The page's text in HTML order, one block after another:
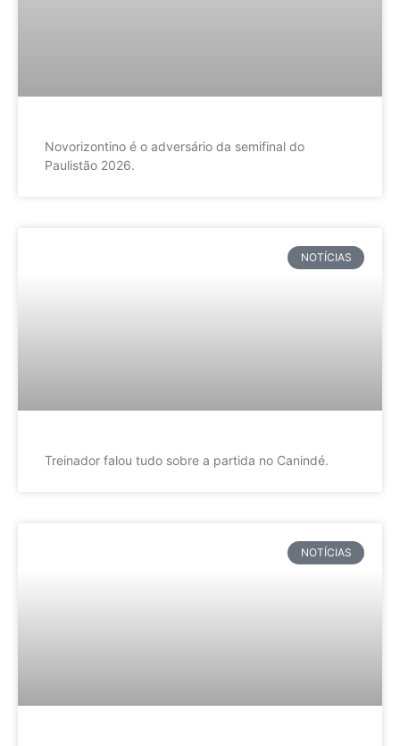
Novorizontino é o adversário da semifinal do
Paulistão 2026.
NOTÍCIAS
Treinador falou tudo sobre a partida no Canindé.
NOTÍCIAS